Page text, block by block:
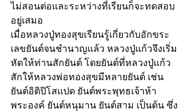
ไม่สอนต่อและระหว่างที่เรียนก็จะทดสอบ
อยู่เสมอ
เมื่อหลวงปู่ทองสุขเรียนรู้เกี่ยวกับอักขระ
เลขยันต์จนชำนาญแล้ว หลวงปู่แก้วจึงเริ่ม
หัดให้ท่านสักยันต์ โดยยันต์ที่หลวงปู่แก้ว
สักให้หลวงพ่อทองสุขมีหลายยันต์ เช่น
ยันต์อิติปิโสแปด ยันต์พระพุทธเจ้าห้า
พระองค์ ยันต์หนุมาน ยันต์สาม เป็นต้น ซึ่ง